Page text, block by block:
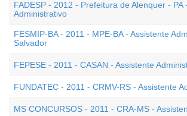
FADESP - 2012 - Prefeitura de Alenquer - PA
Administrativo
FESMIP-BA - 2011 - MPE-BA - Assistente
Salvador
FEPESE - 2011 - CASAN - Assistente
FUNDATEC - 2011 - CRMV-RS - Assistente
MS CONCURSOS - 2011 - CRA-MS -